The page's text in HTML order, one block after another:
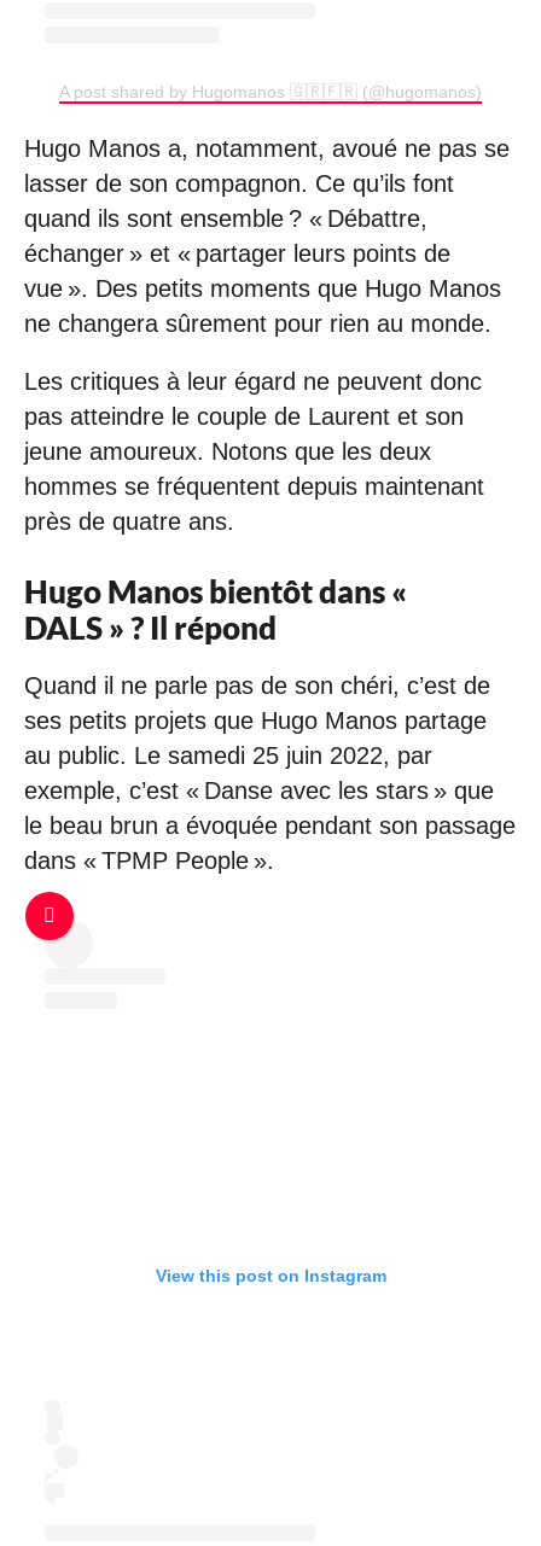
A post shared by Hugomanos 🇬🇷🇫🇷 (@hugomanos)
Hugo Manos a, notamment, avoué ne pas se
lasser de son compagnon. Ce qu’ils font
quand ils sont ensemble ? « Débattre,
échanger » et « partager leurs points de
vue ». Des petits moments que Hugo Manos
ne changera sûrement pour rien au monde.
Les critiques à leur égard ne peuvent donc
pas atteindre le couple de Laurent et son
jeune amoureux. Notons que les deux
hommes se fréquentent depuis maintenant
près de quatre ans.
Hugo Manos bientôt dans «
DALS » ? Il répond
Quand il ne parle pas de son chéri, c’est de
ses petits projets que Hugo Manos partage
au public. Le samedi 25 juin 2022, par
exemple, c’est « Danse avec les stars » que
le beau brun a évoquée pendant son passage
dans « TPMP People ».
View this post on Instagram